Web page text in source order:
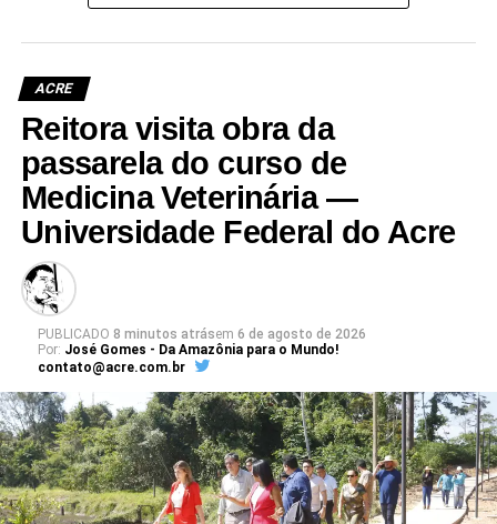
ACRE
Reitora visita obra da
passarela do curso de
Medicina Veterinária —
Universidade Federal do Acre
PUBLICADO 8 minutos atrásem 6 de agosto de 2026
Por: José Gomes - Da Amazônia para o Mundo!
contato@acre.com.br